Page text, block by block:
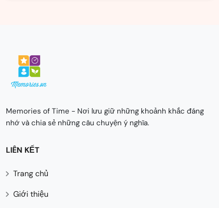
Memories of Time - Nơi lưu giữ những khoảnh khắc đáng
nhớ và chia sẻ những câu chuyện ý nghĩa.
LIÊN KẾT
Trang chủ
Giới thiệu